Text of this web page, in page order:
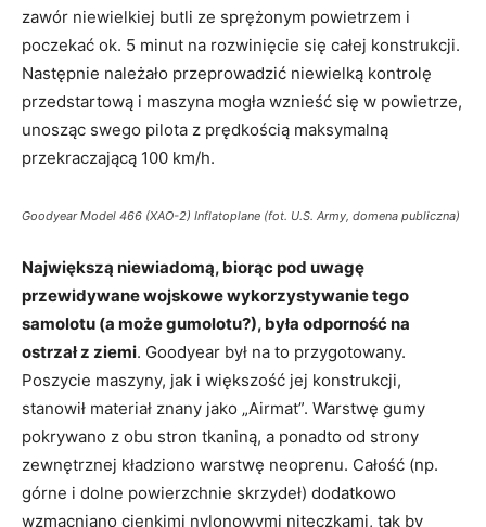
zawór niewielkiej butli ze sprężonym powietrzem i
poczekać ok. 5 minut na rozwinięcie się całej konstrukcji.
Następnie należało przeprowadzić niewielką kontrolę
przedstartową i maszyna mogła wznieść się w powietrze,
unosząc swego pilota z prędkością maksymalną
przekraczającą 100 km/h.
Goodyear Model 466 (XAO-2) Inflatoplane (fot. U.S. Army, domena publiczna)
Największą niewiadomą, biorąc pod uwagę
przewidywane wojskowe wykorzystywanie tego
samolotu (a może gumolotu?), była odporność na
ostrzał z ziemi. Goodyear był na to przygotowany.
Poszycie maszyny, jak i większość jej konstrukcji,
stanowił materiał znany jako „Airmat”. Warstwę gumy
pokrywano z obu stron tkaniną, a ponadto od strony
zewnętrznej kładziono warstwę neoprenu. Całość (np.
górne i dolne powierzchnie skrzydeł) dodatkowo
wzmacniano cienkimi nylonowymi niteczkami, tak by